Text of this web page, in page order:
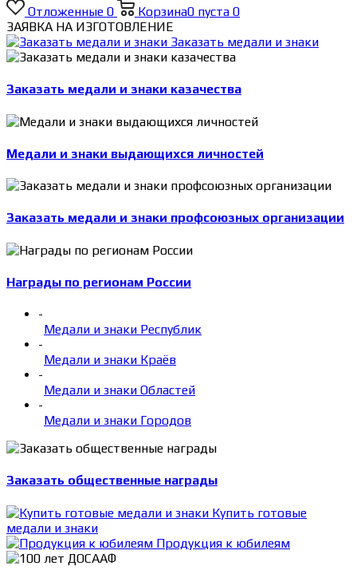
Отложенные 0 Корзина0 пуста 0
ЗАЯВКА НА ИЗГОТОВЛЕНИЕ
Заказать медали и знаки
Заказать медали и знаки казачества
Медали и знаки выдающихся личностей
Заказать медали и знаки профсоюзных организации
Награды по регионам России
-
Медали и знаки Республик
-
Медали и знаки Краёв
-
Медали и знаки Областей
-
Медали и знаки Городов
Заказать общественные награды
Купить готовые
медали и знаки
Продукция к юбилеям